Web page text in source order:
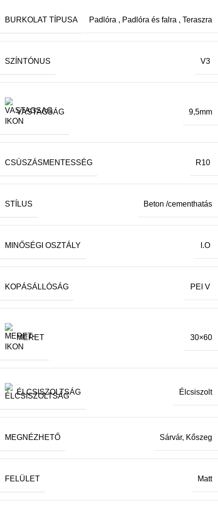
BURKOLAT TÍPUSA Padlóra , Padlóra és falra , Teraszra
SZÍNTÓNUS V3
VASTAGSÁG 9,5mm
CSÚSZÁSMENTESSÉG R10
STÍLUS Beton /cementhatás
MINŐSÉGI OSZTÁLY I.O
KOPÁSÁLLÓSÁG PEI V
MÉRET 30×60
ÉLCSISZOLTSÁG Élcsiszolt
MEGNÉZHETŐ Sárvár, Kőszeg
FELÜLET Matt